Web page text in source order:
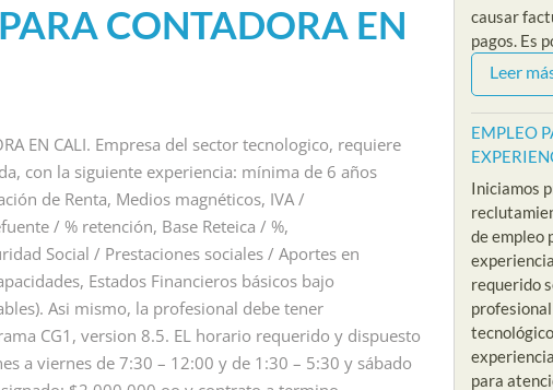
CONTADORA EN
EN CALI. Empresa del sector tecnologico, requiere
con la siguiente experiencia: mínima de 6 años
de Renta, Medios magnéticos, IVA /
/ % retención, Base Reteica / %,
Social / Prestaciones sociales / Aportes en
Estados Financieros básicos bajo
Asi mismo, la profesional debe tener
CG1, version 8.5. EL horario requerido y dispuesto
a viernes de 7:30 – 12:00 y de 1:30 – 5:30 y sábado
causar
pagos. Es
Leer
EMPLEO
Iniciamos
de empleo
requerido
para
IA
/
PARA ANALISTA IA
Iniciamos nueva
de empleo para
de ia remoto para
multinacional de
RECEPCIONISTA
SIN EXPERIENCIA
EN COLOMBIA
By Riklarma
empleo para recepcionista
Importante cadena hotelera
inicia proceso de selección
para vacante de empleo para
recepcionista sin experiencia
en Colombia....
EMPLEOS
By Riklarma
empleo
Iniciamos
y
acerca